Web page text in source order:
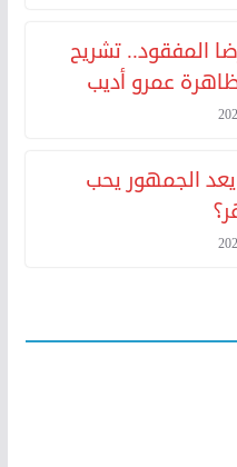
المفقود.. تشريح
عمرو أديب
يعد الجمهور يحب